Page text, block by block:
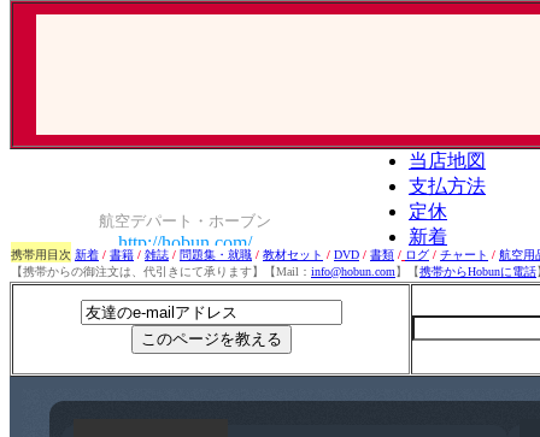
携帯用目次 新着 / 書籍 / 雑誌 / 問題集・就職 / 教材セット / DVD / 書類 / ログ / チャート / 航空用
【携帯からの御注文は、代引きにて承ります】【Mail： info@hobun.com】【携帯からHobunに電話